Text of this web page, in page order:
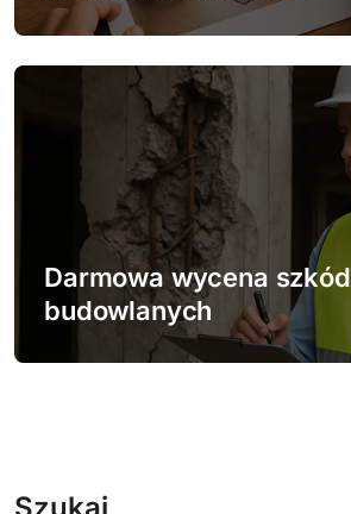
Darmowa wycena szkód
budowlanych